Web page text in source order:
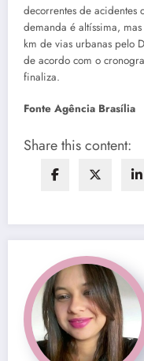
decorrentes de acidentes
demanda é altíssima,
km de vias urbanas pelo
de acordo com o
finaliza.
Fonte Agência Brasília
Share this content: